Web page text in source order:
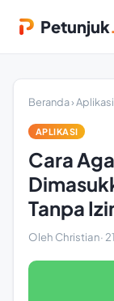
Petunjuk
Beranda›Aplikasi
APLIKASI
Cara
Tanpa
Oleh Christian·